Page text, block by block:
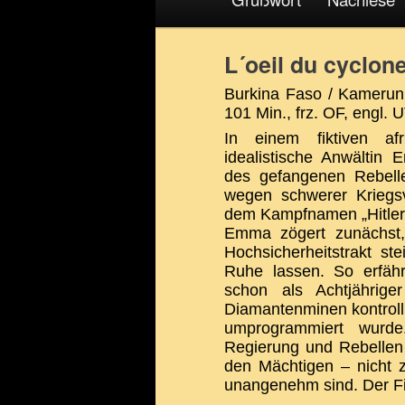
L´oeil du
Burkina Faso /
101 Min., frz. OF, engl.
In einem fiktiven
idealistische Anwältin
des gefangenen
wegen schwerer
dem Kampfnamen
Emma zögert
Hochsicherheitstrakt
Ruhe lassen. So
schon als
Diamantenminen
umprogrammiert
Regierung und
den Mächtigen – nicht
unangenehm sind. Der